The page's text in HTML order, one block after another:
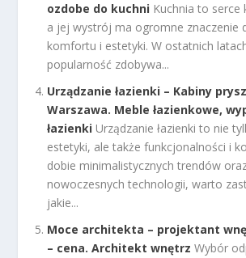
ozdobe do kuchni Kuchnia to serce
a jej wystrój ma ogromne znaczenie
komfortu i estetyki. W ostatnich
popularność zdobywa...
Urządzanie łazienki – Kabiny
Warszawa. Meble łazienkowe,
łazienki Urządzanie łazienki to nie
estetyki, ale także funkcjonalności i
dobie minimalistycznych trendów
nowoczesnych technologii, warto
jakie...
Moce architekta – projektant
– cena. Architekt wnętrz Wybór